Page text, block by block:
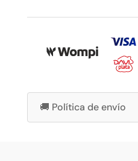
🚚 Política de envío